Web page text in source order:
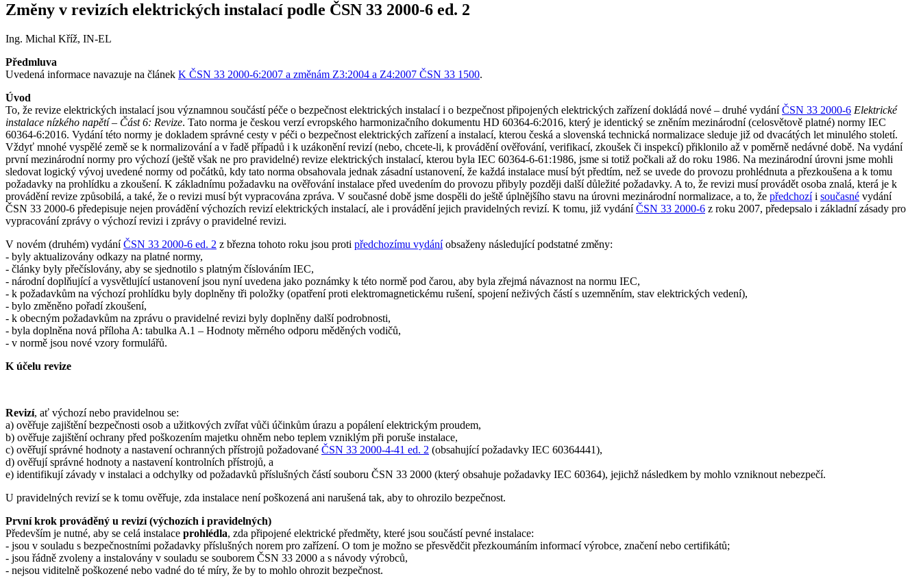
Změny v revizích elektrických instalací podle ČSN 33 2000-6 ed. 2
Ing. Michal Kříž, IN-EL
Předmluva
Uvedená informace navazuje na článek K ČSN 33 2000-6:2007 a změnám Z3:2004 a Z4:2007 ČSN 33 1500.
Úvod
To, že revize elektrických instalací jsou významnou součástí péče o bezpečnost elektrických instalací i o bezpečnost připojených elektrických zařízení dokládá nové – druhé vydáníČSN 33 2000-6 Elektrické
instalace nízkého napětí – Část 6: Revize. Tato norma je českou verzí evropského harmonizačního dokumentu HD 60364-6:2016, který je identický se zněním mezinárodní (celosvětově platné) normy IEC
60364-6:2016. Vydání této normy je dokladem správné cesty v péči o bezpečnost elektrických zařízení a instalací, kterou česká a slovenská technická normalizace sleduje již od dvacátých let minulého století.
Vždyť mnohé vyspělé země se k normalizování a v řadě případů i k uzákonění revizí (nebo, chcete-li, k provádění ověřování, verifikací, zkoušek či inspekcí) přiklonilo až v poměrně nedávné době. Na vydání
první mezinárodní normy pro výchozí (ještě však ne pro pravidelné) revize elektrických instalací, kterou byla IEC 60364-6-61:1986, jsme si totiž počkali až do roku 1986. Na mezinárodní úrovni jsme mohli
sledovat logický vývoj uvedené normy od počátků, kdy tato norma obsahovala jednak zásadní ustanovení, že každá instalace musí být předtím, než se uvede do provozu prohlédnuta a přezkoušena a k tomu
požadavky na prohlídku a zkoušení. K základnímu požadavku na ověřování instalace před uvedením do provozu přibyly později další důležité požadavky. A to, že revizi musí provádět osoba znalá, která je k
provádění revize způsobilá, a také, že o revizi musí být vypracována zpráva. V současné době jsme dospěli do ještě úplnějšího stavu na úrovni mezinárodní normalizace, a to, že předchozíi současné vydání
ČSN 33 2000-6 předepisuje nejen provádění výchozích revizí elektrických instalací, ale i provádění jejich pravidelných revizí. K tomu, již vydáníČSN 33 2000-6 z roku 2007, předepsalo i základní zásady pro
vypracování zprávy o výchozí revizi i zprávy o pravidelné revizi.
V novém (druhém) vydáníČSN 33 2000-6 ed. 2 z března tohoto roku jsou proti předchozímu vydáníobsaženy následující podstatné změny:
- byly aktualizovány odkazy na platné normy,
- články byly přečíslovány, aby se sjednotilo s platným číslováním IEC,
- národní doplňující a vysvětlující ustanovení jsou nyní uvedena jako poznámky k této normě pod čarou, aby byla zřejmá návaznost na normu IEC,
- k požadavkům na výchozí prohlídku byly doplněny tři položky (opatření proti elektromagnetickému rušení, spojení neživých částí s uzemněním, stav elektrických vedení),
- bylo změněno pořadí zkoušení,
- k obecným požadavkům na zprávu o pravidelné revizi byly doplněny další podrobnosti,
- byla doplněna nová příloha A: tabulka A.1 – Hodnoty měrného odporu měděných vodičů,
- v normě jsou nové vzory formulářů.
K účelu revize
Revizí, ať výchozí nebo pravidelnou se:
a) ověřuje zajištění bezpečnosti osob a užitkových zvířat vůči účinkům úrazu a popálení elektrickým proudem,
b) ověřuje zajištění ochrany před poškozením majetku ohněm nebo teplem vzniklým při poruše instalace,
c) ověřují správné hodnoty a nastavení ochranných přístrojů požadované ČSN 33 2000-4-41 ed. 2 (obsahující požadavky IEC 60364­4­41),
d) ověřují správné hodnoty a nastavení kontrolních přístrojů, a
e) identifikují závady v instalaci a odchylky od požadavků příslušných částí souboru ČSN 33 2000 (který obsahuje požadavky IEC 60364), jejichž následkem by mohlo vzniknout nebezpečí.
U pravidelných revizí se k tomu ověřuje, zda instalace není poškozená ani narušená tak, aby to ohrozilo bezpečnost.
První krok prováděný u revizí (výchozích i pravidelných)
Především je nutné, aby se celá instalace prohlédla, zda připojené elektrické předměty, které jsou součástí pevné instalace:
- jsou v souladu s bezpečnostními požadavky příslušných norem pro zařízení. O tom je možno se přesvědčit přezkoumáním informací výrobce, značení nebo certifikátů;
- jsou řádně zvoleny a instalovány v souladu se souborem ČSN 33 2000 a s návody výrobců,
- nejsou viditelně poškozené nebo vadné do té míry, že by to mohlo ohrozit bezpečnost.